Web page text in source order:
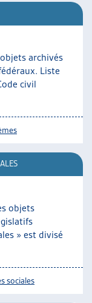
archivés
Liste
civil
objets
» est divisé
sociales